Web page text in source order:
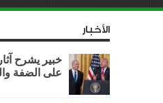
الأخبار
خبير يشرح
على الضفة